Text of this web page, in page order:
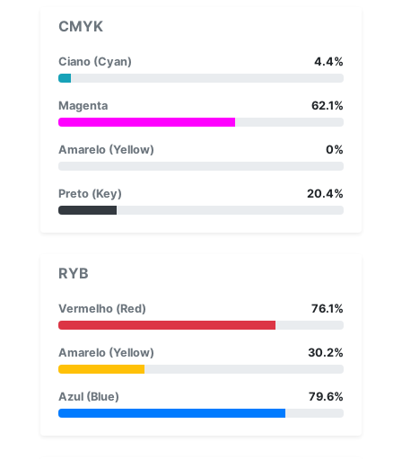
CMYK
Ciano (Cyan) 4.4%
Magenta 62.1%
Amarelo (Yellow) 0%
Preto (Key) 20.4%
RYB
Vermelho (Red) 76.1%
Amarelo (Yellow) 30.2%
Azul (Blue) 79.6%